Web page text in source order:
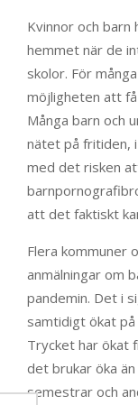
Kvinnor och barn
hemmet när de
skolor. För
möjligheten att
Många barn och
nätet på fritiden,
med det risken
att det faktiskt
Flera kommuner
anmälningar om
pandemin. Det i
samtidigt ökat
Trycket har ökat
det brukar öka
semestrar och